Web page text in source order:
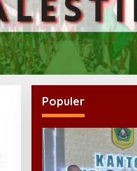
Populer